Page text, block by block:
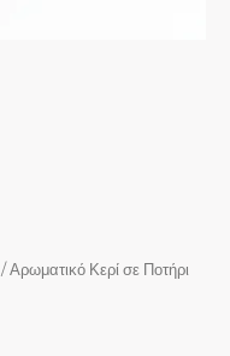
/ Αρωματικό Κερί σε Ποτήρι